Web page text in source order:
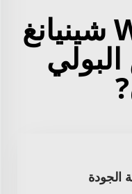
Why choose شينيانغ
الجودة